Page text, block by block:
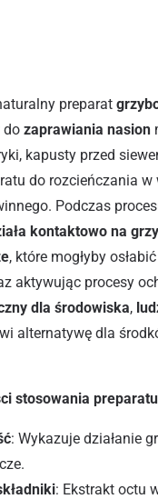
preparat
do zaprawiania nasion
kapusty przed
do rozcieńczania w
Podczas
kontaktowo na
, które mogłyby
aktywując procesy
dla środowiska,
alternatywę dla
stosowania preparatu
: Wykazuje działanie
: Ekstrakt octu